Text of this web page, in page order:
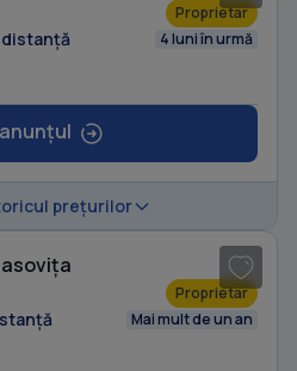
Proprietar
distanță 4 luni în urmă
prețurilor
Proprietar
Mai mult de un an